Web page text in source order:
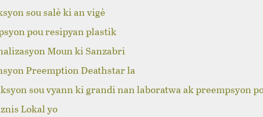
sou salè ki an vigè
pou resipyan plastik
Moun ki Sanzabri
Preemption Deathstar la
sou vyann ki grandi nan laboratwa ak preempsyon
Lokal yo